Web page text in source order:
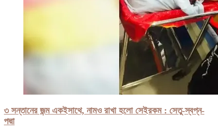
৩ সন্তানের জন্ম একইসাথে, নামও রাখা হলো সেইরকম : সেতু-স্বপ্ন-
পদ্মা